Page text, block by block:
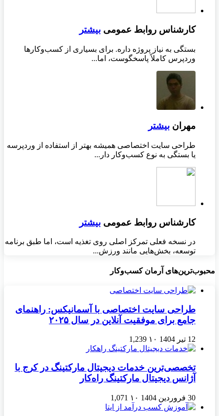
کارشناس روابط عمومی بیشتر
بستگی به نیاز پروژه داره. برای بسیاری از کسب‌وکارها
وردپرس کاملاً پاسخگوست، اما...
مهران بیشتر
طراحی سایت اختصاصی همیشه بهتر از استفاده از وردپرسه
یا بستگی به نوع کسب‌وکار دار...
کارشناس روابط عمومی بیشتر
در نسخه فعلی تمرکز اصلی روی تغذیه است، اما طبق برنامه
توسعه، بخش‌هایی مانند ورزش...
محبوب‌ترین‌های آرمان کسب‌وکار
طراحی سایت اختصاصی با آسمانیکس: راهنمای
جامع برای موفقیت آنلاین در سال ۲۰۲۵
12 تیر 1404 ۱۰ 1,239
تخصصی‌ترین خدمات دیجیتال مارکتینگ در کرج با
آژانس دیجیتال مارکتینگ راه‌کار
30 فروردین 1404 ۱۰ 1,071